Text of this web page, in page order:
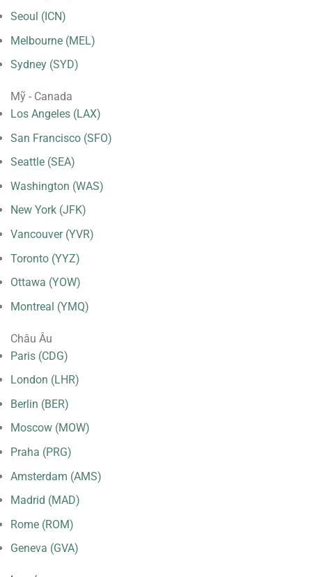
Seoul (ICN)
Melbourne (MEL)
Sydney (SYD)
Mỹ - Canada
Los Angeles (LAX)
San Francisco (SFO)
Seattle (SEA)
Washington (WAS)
New York (JFK)
Vancouver (YVR)
Toronto (YYZ)
Ottawa (YOW)
Montreal (YMQ)
Châu Âu
Paris (CDG)
London (LHR)
Berlin (BER)
Moscow (MOW)
Praha (PRG)
Amsterdam (AMS)
Madrid (MAD)
Rome (ROM)
Geneva (GVA)